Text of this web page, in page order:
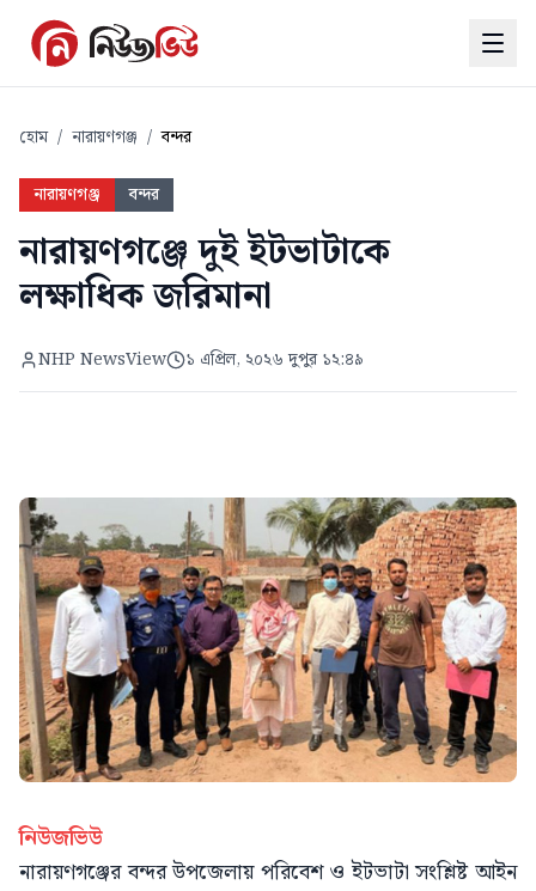
হোম / নারায়ণগঞ্জ / বন্দর
নারায়ণগঞ্জ বন্দর
নারায়ণগঞ্জে দুই ইটভাটাকে
লক্ষাধিক জরিমানা
NHP NewsView ১ এপ্রিল, ২০২৬ দুপুর ১২:৪৯
নিউজভিউ
নারায়ণগঞ্জের বন্দর উপজেলায় পরিবেশ ও ইটভাটা সংশ্লিষ্ট আইন